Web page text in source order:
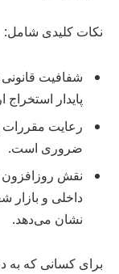
نکات کلیدی شامل:
شفافیت
پایدار
رعایت مقررات
ضروری است.
نقش روزافزون
داخلی و بازار
نشان می‌دهد.
برای کسانی که به